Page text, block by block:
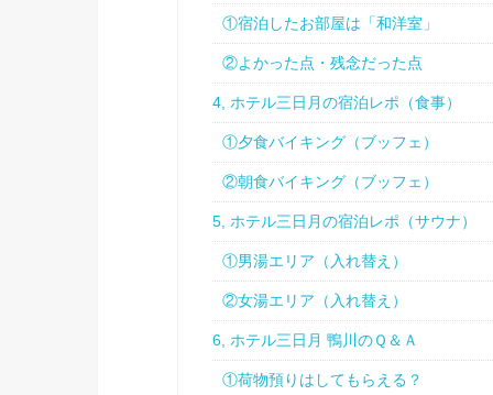
①宿泊したお部屋は「和洋室」
②よかった点・残念だった点
4, ホテル三日月の宿泊レポ（食事）
①夕食バイキング（ブッフェ）
②朝食バイキング（ブッフェ）
5, ホテル三日月の宿泊レポ（サウナ）
①男湯エリア（入れ替え）
②女湯エリア（入れ替え）
6, ホテル三日月 鴨川のＱ＆Ａ
①荷物預りはしてもらえる？